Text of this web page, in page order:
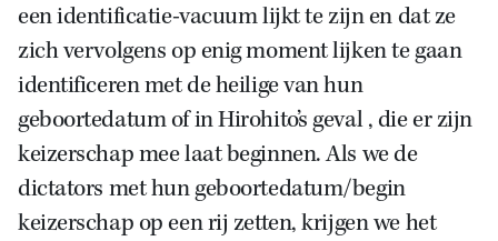
een identificatie-vacuum lijkt te zijn en dat ze
zich vervolgens op enig moment lijken te gaan
identificeren met de heilige van hun
geboortedatum of in Hirohito’s geval , die er zijn
keizerschap mee laat beginnen. Als we de
dictators met hun geboortedatum/begin
keizerschap op een rij zetten, krijgen we het